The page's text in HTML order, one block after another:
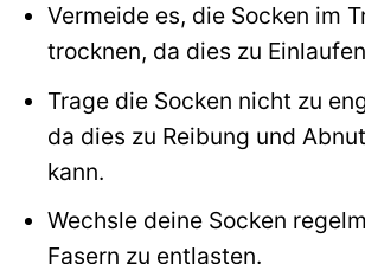
Vermeide es, die Socken im
trocknen, da dies zu
Trage die Socken nicht zu
da dies zu Reibung und
kann.
Wechsle deine Socken
Fasern zu entlasten.